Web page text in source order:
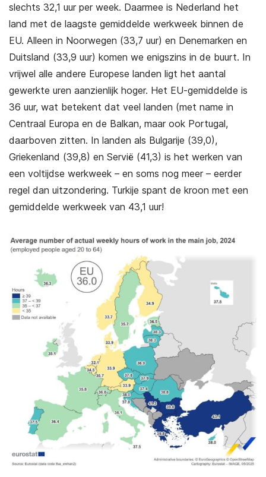
slechts 32,1 uur per week. Daarmee is Nederland het
land met de laagste gemiddelde werkweek binnen de
EU. Alleen in Noorwegen (33,7 uur) en Denemarken en
Duitsland (33,9 uur) komen we enigszins in de buurt. In
vrijwel alle andere Europese landen ligt het aantal
gewerkte uren aanzienlijk hoger. Het EU-gemiddelde is
36 uur, wat betekent dat veel landen (met name in
Centraal Europa en de Balkan, maar ook Portugal,
daarboven zitten. In landen als Bulgarije (39,0),
Griekenland (39,8) en Servië (41,3) is het werken van
een voltijdse werkweek – en soms nog meer – eerder
regel dan uitzondering. Turkije spant de kroon met een
gemiddelde werkweek van 43,1 uur!